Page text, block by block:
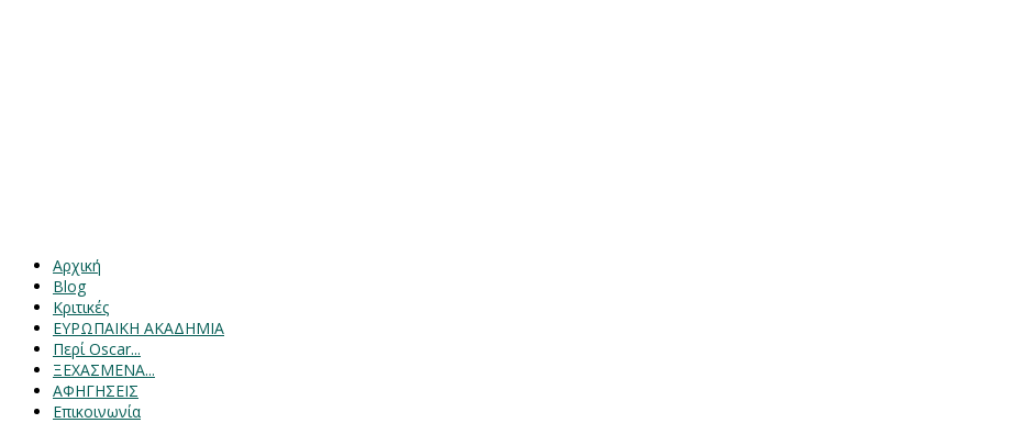
Αρχική
Blog
Κριτικές
ΕΥΡΩΠΑΙΚΗ ΑΚΑΔΗΜΙΑ
Περί Oscar...
ΞΕΧΑΣΜΕΝΑ...
ΑΦΗΓΗΣΕΙΣ
Επικοινωνία